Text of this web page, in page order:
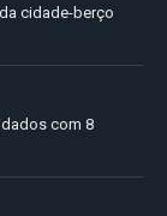
cidade-berço
com 8